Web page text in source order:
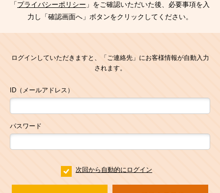
「プライバシーポリシー 」をご確認いただいた後、必要事項を入
力し「確認画面へ」ボタンをクリックしてください。
ログインしていただきますと、「ご連絡先」にお客様情報が自動入力
されます。
ID（メールアドレス）
パスワード
次回から自動的にログイン